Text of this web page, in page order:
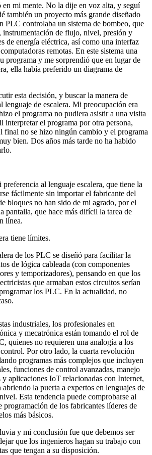
en mi mente. No la dije en voz alta, y seguí
también un proyecto más grande diseñado
PLC controlaba un sistema de bombeo, que
instrumentación de flujo, nivel, presión y
de energía eléctrica, así como una interfaz
remotas. En este sistema una
programa y me sorprendió que en lugar de
ella había preferido un diagrama de
esta decisión, y buscar la manera de
lenguaje de escalera. Mi preocupación era
el programa no pudiera asistir a una visita
interpretar el programa por otra persona,
final no se hizo ningún cambio y el programa
bien. Dos años más tarde no ha habido
al lenguaje escalera, que tiene la
fácilmente sin importar el fabricante del
bloques no han sido de mi agrado, por el
pantalla, que hace más difícil la tarea de
línea.
tiene límites.
de los PLC se diseñó para facilitar la
de lógica cableada (con componentes
y temporizadores), pensando en que los
que armaban estos circuitos serían
los PLC. En la actualidad, no
industriales, los profesionales en
y mecatrónica están tomando el rol de
quienes no requieren una analogía a los
Por otro lado, la cuarta revolución
programas más complejos que incluyen
funciones de control avanzadas, manejo
y aplicaciones IoT relacionadas con Internet,
abriendo la puerta a expertos en lenguajes de
Esta tendencia puede comprobarse al
programación de los fabricantes líderes de
más básicos.
y mi conclusión fue que debemos ser
que los ingenieros hagan su trabajo con
que tengan a su disposición.